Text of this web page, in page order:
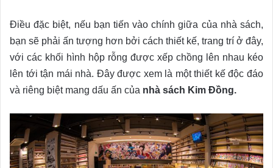
Điều đặc biệt, nếu bạn tiến vào chính giữa của nhà sách,
bạn sẽ phải ấn tượng hơn bởi cách thiết kế, trang trí ở đây,
với các khối hình hộp rỗng được xếp chồng lên nhau kéo
lên tới tận mái nhà. Đây được xem là một thiết kế độc đáo
và riêng biệt mang dấu ấn của nhà sách Kim Đồng.